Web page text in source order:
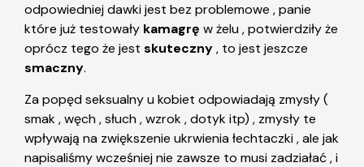
odpowiedniej dawki jest bez problemowe , panie
które już testowały kamagrę w żelu , potwierdziły że
oprócz tego że jest skuteczny, to jest jeszcze
smaczny.
Za popęd seksualny u kobiet odpowiadają zmysły (
smak , węch , słuch , wzrok , dotyk itp) , zmysły te
wpływają na zwiększenie ukrwienia łechtaczki , ale jak
napisaliśmy wcześniej nie zawsze to musi zadziałać , i